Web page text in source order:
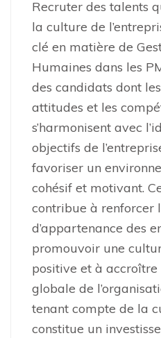
Recruter des talents
la culture de
clé en matière de
Humaines dans les
des candidats dont
attitudes et les
s’harmonisent avec
objectifs de
favoriser un
cohésif et motivant.
contribue à renforcer
d’appartenance des
promouvoir une
positive et à
globale de
tenant compte de la
constitue un